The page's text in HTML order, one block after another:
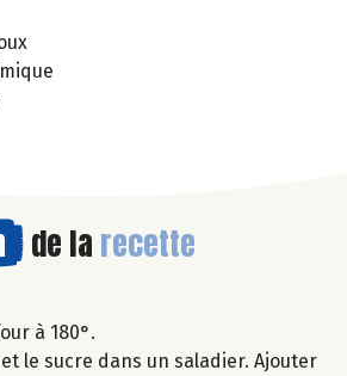
de la recette
à 180°.
le sucre dans un saladier. Ajouter